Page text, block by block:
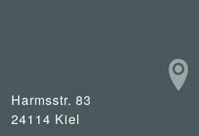
Harmsstr. 83
24114 Kiel